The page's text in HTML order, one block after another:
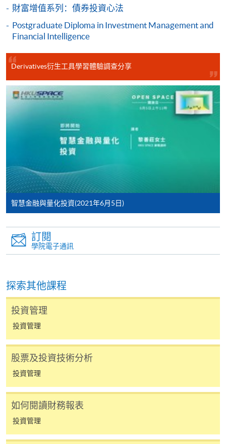
報讀新課程
凡以「先到先得」為取錄方式的課程，請填妥
SF26報名表，親往報名中心或以郵遞方式連同學
費以及所需證明文件呈交。
[下載報名表SF26
申請學歷頒授及專業課程可能需要其他資料，報名
表可向報名中心或有關課程負責人索取。填妥申請
表格後，請連同報名費/學費以及所需證明文件親
往報名中心或以郵遞方式遞交。
報讀同一學歷頒授課程內其他單元
用於一般學歷頒授課程。
課程負責人會為學員送上「註冊及學費通知」
心或以郵遞方式，遞交「通知」及繳交所需費用。
有關繳費詳情，請參閱
人或報名中心。
課程/科目報名注意事項:
選用網上報名服務必須在已接駁互聯網及支援
JavaScript程式瀏覽器的電腦上進行。建議選用
Google Chrome瀏覽器。
申請人不應閒置申請超過10分鐘。否則，申請人
必須重新開始整個申請程序。
財富增值系列：債券投資心法
Postgraduate Diploma in Investment Management and
Financial Intelligence
Derivatives衍生工具學習體驗調查分享
智慧金融與量化投資(2021年6月5日)
訂閱
學院電子通訊
探索其他課程
投資管理
投資管理
股票及投資技術分析
投資管理
如何閱讀財務報表
投資管理